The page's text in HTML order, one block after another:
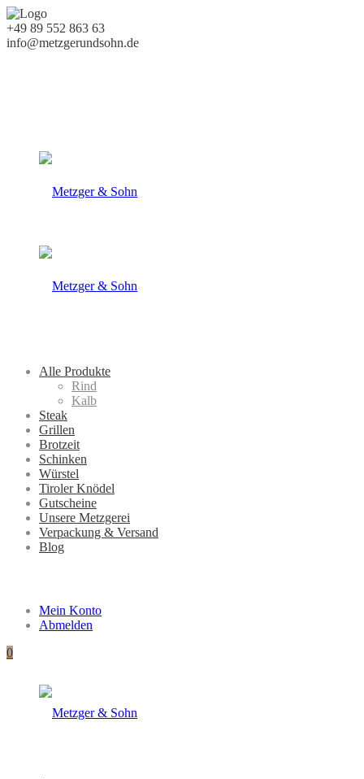
+49 89 552 863 63
info@metzgerundsohn.de
Alle Produkte
Rind
Kalb
Steak
Grillen
Brotzeit
Schinken
Würstel
Tiroler Knödel
Gutscheine
Unsere Metzgerei
Verpackung & Versand
Blog
Mein Konto
Abmelden
0